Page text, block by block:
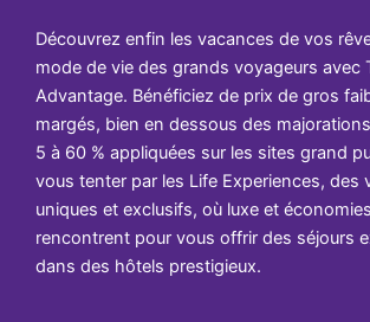
Découvrez enfin les vacances de vos
mode de vie des grands voyageurs avec
Advantage. Bénéficiez de prix de gros
margés, bien en dessous des
5 à 60 % appliquées sur les sites grand
vous tenter par les Life Experiences, des
uniques et exclusifs, où luxe et
rencontrent pour vous offrir des séjours
dans des hôtels prestigieux.